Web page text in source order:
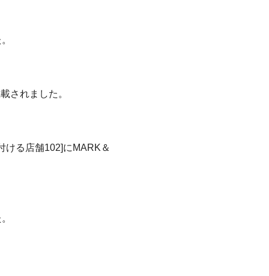
されました。
ける店舗102]にMARK＆